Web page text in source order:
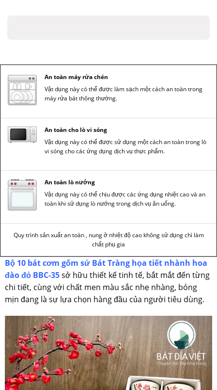
An toàn máy rửa chén
Vật dụng này có thể được làm sạch một cách an toàn trong
máy rửa bát thông thường.
An toàn cho lò vi sóng
Vật dụng này có thể được sử dụng một cách an toàn trong lò
vi sóng cho các ứng dụng dịch vụ thực phẩm.
An toàn lò nướng
Vật dụng này có thể chịu được các ứng dụng nhiệt cao và an
toàn khi sử dụng lò nướng trong dịch vụ ăn uống.
Quy trình sản xuất an toàn , nung ở nhiệt độ cao không sử dụng chì làm
chất phụ gia
Bộ 10 bát cơm gốm sứ Bát Tràng họa tiết nhành hoa
đào đỏ BBC-35sở hữu thiết kế tinh tế, bắt mắt đến từng
chi tiết, cùng với chất men màu sắc nhẹ nhàng, bóng
mịn đang là sự lựa chọn hàng đầu của người tiêu dùng.